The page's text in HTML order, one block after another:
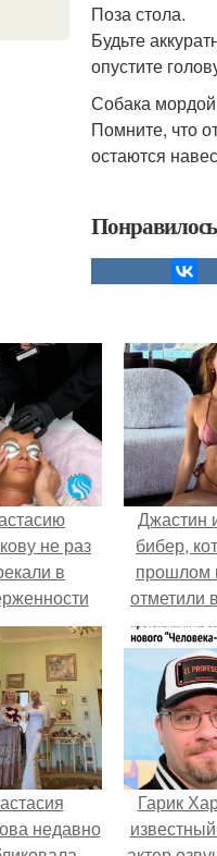
Поза стола.
Будьте
опустите
Собака
Помните, что
остаются
не раз
в
бьюти -
Джастин
бибер,
прошлом
отметили
помолвки,
новые
недавно
Гарик